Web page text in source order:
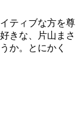
ティブな方を尊
きな、片山まさ
か。とにかく